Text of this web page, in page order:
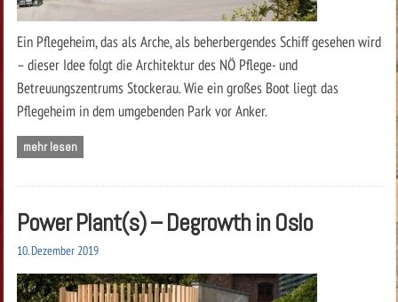
Ein Pflegeheim, das als Arche, als beherbergendes Schiff gesehen wird
– dieser Idee folgt die Architektur des NÖ Pflege- und
Betreuungszentrums Stockerau. Wie ein großes Boot liegt das
Pflegeheim in dem umgebenden Park vor Anker.
mehr lesen
Power Plant(s) – Degrowth in Oslo
10. Dezember 2019